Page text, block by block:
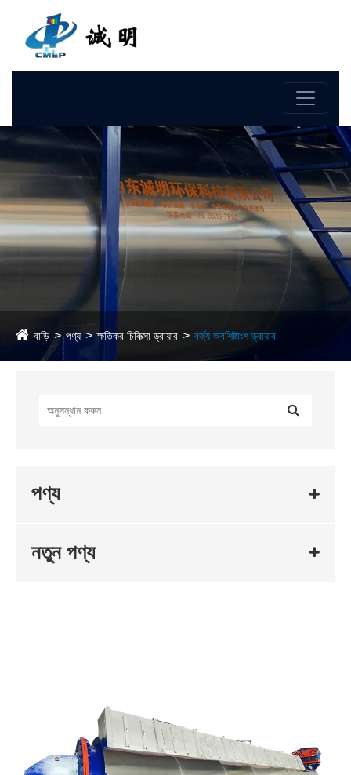
বাড়ি পণ্য ক্ষতিকর চিকিত্সা ড্রায়ার বর্জ্য অবশিষ্টাংশ ড্রায়ার
পণ্য
নতুন পণ্য